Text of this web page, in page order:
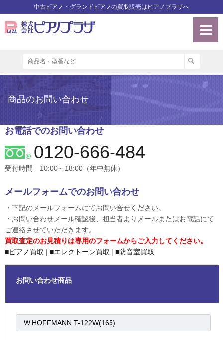
中古ピアノ・グランドピアノの買取販売はピアノプラザへ
商品のお問い合わせ
お電話でのお問い合わせ
0120-666-484
受付時間 10:00～18:00（年中無休）
メールフォームでのお問い合わせ
・下記のメールフォームにてお問い合せください。
・お問い合わせメール確認後、担当者よりメールまたはお電話にて
ご連絡させていただきます。
買取査定のお見積りは専用のフォームからご入力してください。
■ピアノ買取 | ■エレクトーン買取 | ■防音室買取
お問い合わせ商品